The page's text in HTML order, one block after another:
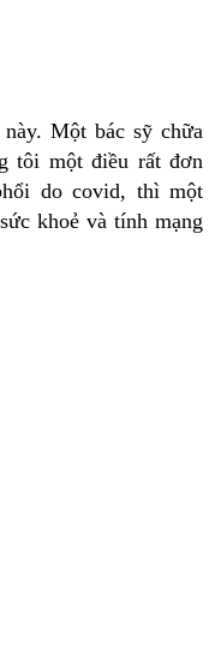
Một bác sỹ chữa
tôi một điều rất đơn
do covid, thì một
khoẻ và tính mạng